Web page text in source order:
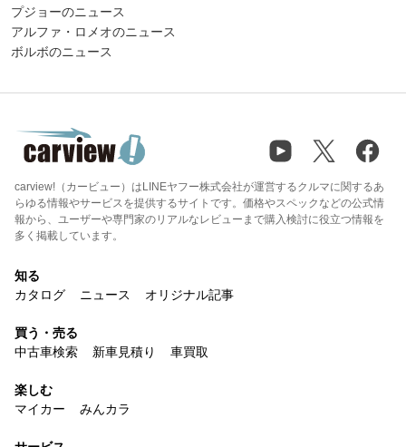
プジョーのニュース
アルファ・ロメオのニュース
ボルボのニュース
carview!（カービュー）はLINEヤフー株式会社が運営するクルマに関するあ
らゆる情報やサービスを提供するサイトです。価格やスペックなどの公式情
報から、ユーザーや専門家のリアルなレビューまで購入検討に役立つ情報を
多く掲載しています。
知る
カタログ
ニュース オリジナル記事
買う・売る
中古車検索
新車見積り 車買取
楽しむ
マイカー
みんカラ